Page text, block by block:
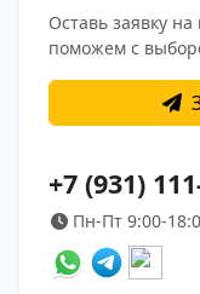
Оставь заявку
поможем с
+7 (931)
Пн-Пт 9:00-